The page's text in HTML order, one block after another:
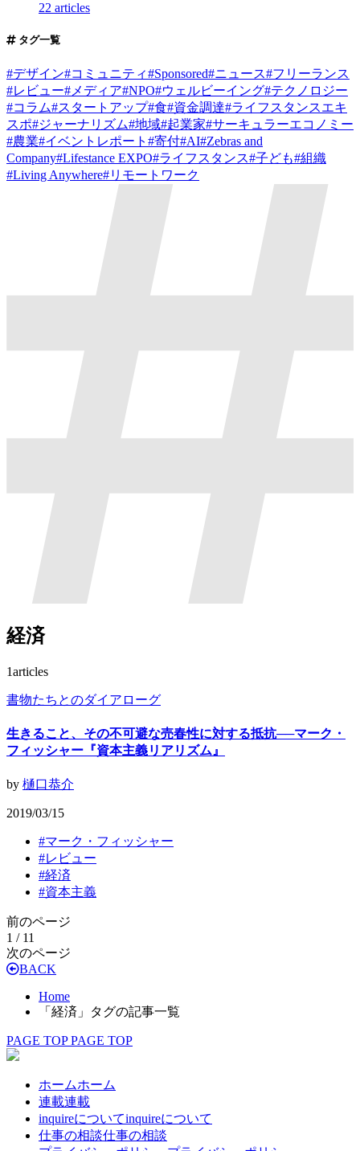
22 articles
タグ一覧
#デザイン#コミュニティ#Sponsored#ニュース#フリーランス
#レビュー# メディア#NPO#ウェルビーイング#テクノロジー
#コラム#スタートアップ#食#資金調達#ライフスタンスエキ
スポ#ジャーナリズム#地域#起業家#サーキュラーエコノミー
#農業#イベントレポート #寄付#AI#Zebras and
Company#Lifestance EXPO#ライフスタンス#子ども#組織
#Living Anywhere#リモートワーク
経済
1articles
書物たちとのダイアローグ
生きること、その不可避な売春性に対する抵抗──マーク・
フィッシャー『資本主義リアリズム』
by 樋口恭介
2019/03/15
#マーク・フィッシャー
#レビュー
#経済
#資本主義
前のページ
1 / 11
次のページ
BACK
Home
「経済」タグの記事一覧
PAGE TOP PAGE TOP
ホームホーム
連載連載
inquireについてinquireについて
仕事の相談仕事の相談